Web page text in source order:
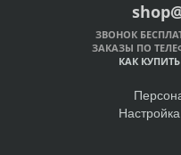
ЗВОНОК
ЗАКАЗЫ ПО
КАК КУПИТЬ